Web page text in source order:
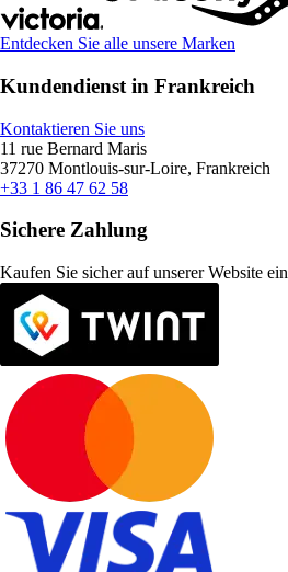
Entdecken Sie alle unsere Marken
Kundendienst in Frankreich
Kontaktieren Sie uns
11 rue Bernard Maris
37270 Montlouis-sur-Loire, Frankreich
+33 1 86 47 62 58
Sichere Zahlung
Kaufen Sie sicher auf unserer Website ein